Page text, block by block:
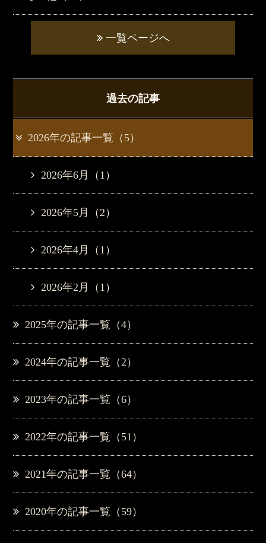
一覧ページへ
過去の記事
2026年の記事一覧（5）
2026年6月（1）
2026年5月（2）
2026年4月（1）
2026年2月（1）
2025年の記事一覧（4）
2024年の記事一覧（2）
2023年の記事一覧（6）
2022年の記事一覧（51）
2021年の記事一覧（64）
2020年の記事一覧（59）